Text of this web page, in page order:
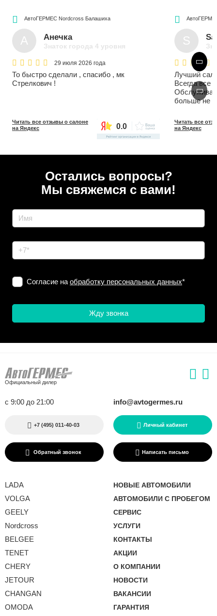
АвтоГЕРМЕС Nordcross Балашиха
А Анечка
Знаток города 4 уровня
29 июля 2026 года
То быстро сделали , спасибо , мк
Стрелкович !
Читать все отзывы о салоне
на Яндекс
0.0
S
Лучший
Всегда все
больше не
Читать все
на Яндекс
Остались вопросы?
Мы свяжемся с вами!
Согласие наобработку персональных данных*
Официальный дилер
с 9:00 до 21:00 info@avtogermes.ru
+7 (495) 011-40-03 Личный кабинет
Обратный звонок Написать письмо
LADA
VOLGA
GEELY
Nordcross
BELGEE
TENET
CHERY
JETOUR
CHANGAN
OMODA
НОВЫЕ АВТОМОБИЛИ
АВТОМОБИЛИ С ПРОБЕГОМ
СЕРВИС
УСЛУГИ
КОНТАКТЫ
АКЦИИ
О КОМПАНИИ
НОВОСТИ
ВАКАНСИИ
ГАРАНТИЯ